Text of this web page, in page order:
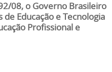
08, o Governo Brasileiro
Educação e Tecnologia
Profissional e